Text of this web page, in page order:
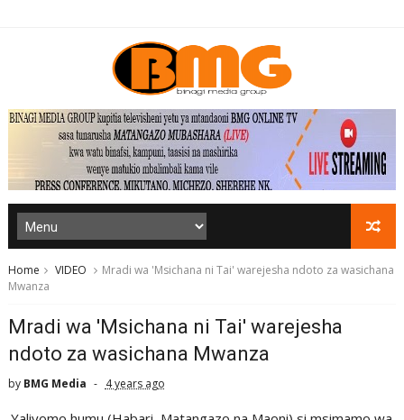
Home VIDEO
Mradi wa 'Msichana ni Tai' warejesha ndoto za wasichana
Mwanza
Mradi wa 'Msichana ni Tai' warejesha
ndoto za wasichana Mwanza
by BMG Media 4 years ago